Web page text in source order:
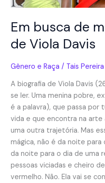
Em busca de
de Viola Davis
Gênero e Raça / Tais
A biografia de Viola Davis
se ler. Uma menina pobre,
é a palavra), que passa por
vida e que encontra na
uma outra trajetória. Mas
mágica, não é da noite
da noite para o dia de uma
pessoas viciadas e cheiro
vermelho. Não. Ela vai se